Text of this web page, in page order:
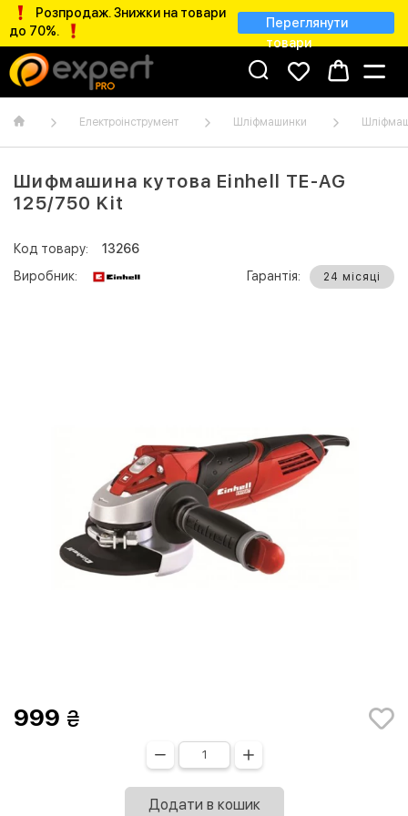
Розпродаж. Знижки на товари
до 70%.
Переглянути
товари
Електроінструмент Шліфмашинки
Шифмашина кутова Einhell TE-AG
125/750 Kit
Код товару:
13266
Виробник:
Гарантія: 24 місяці
999
Додати в кошик